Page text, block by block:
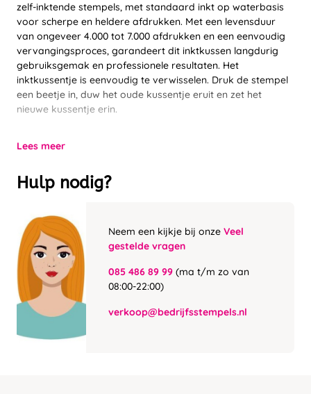
zelf-inktende stempels, met standaard inkt op waterbasis
voor scherpe en heldere afdrukken. Met een levensduur
van ongeveer 4.000 tot 7.000 afdrukken en een eenvoudig
vervangingsproces, garandeert dit inktkussen langdurig
gebruiksgemak en professionele resultaten. Het
inktkussentje is eenvoudig te verwisselen. Druk de stempel
een beetje in, duw het oude kussentje eruit en zet het
nieuwe kussentje erin.
Lees meer
Hulp nodig?
Neem een kijkje bij onze Veel
gestelde vragen
085 486 89 99 (ma t/m zo van
08:00-22:00)
verkoop@bedrijfsstempels.nl